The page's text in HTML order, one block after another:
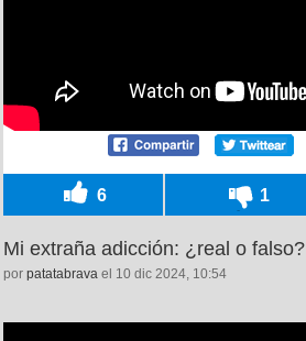
6 1
Mi extraña adicción: ¿real o falso?
por patatabrava el 10 dic 2024, 10:54